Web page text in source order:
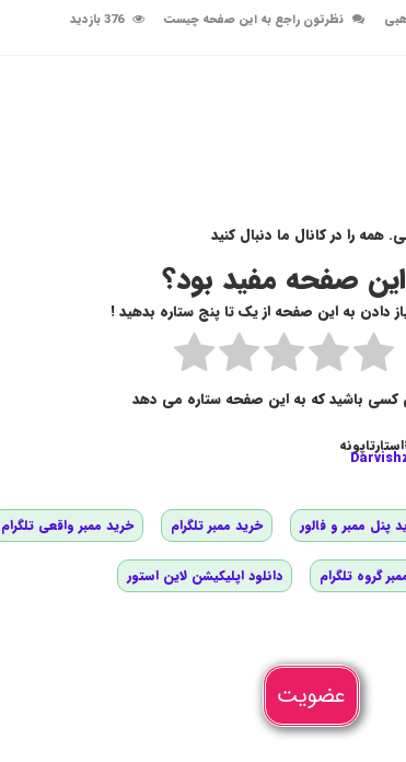
نظرتون راجع به این صفحه چیست 376 بازدید
را در کانال ما دنبال کنید
این صفحه مفید بود؟
دادن به این صفحه از یک تا پنج ستاره بدهید !
کسی باشید که به این صفحه ستاره می دهد
پنل ممبر و فالور خرید ممبر تلگرام خرید ممبر واقعی تلگرام
گروه تلگرام دانلود اپلیکیشن لاین استور
عضویت